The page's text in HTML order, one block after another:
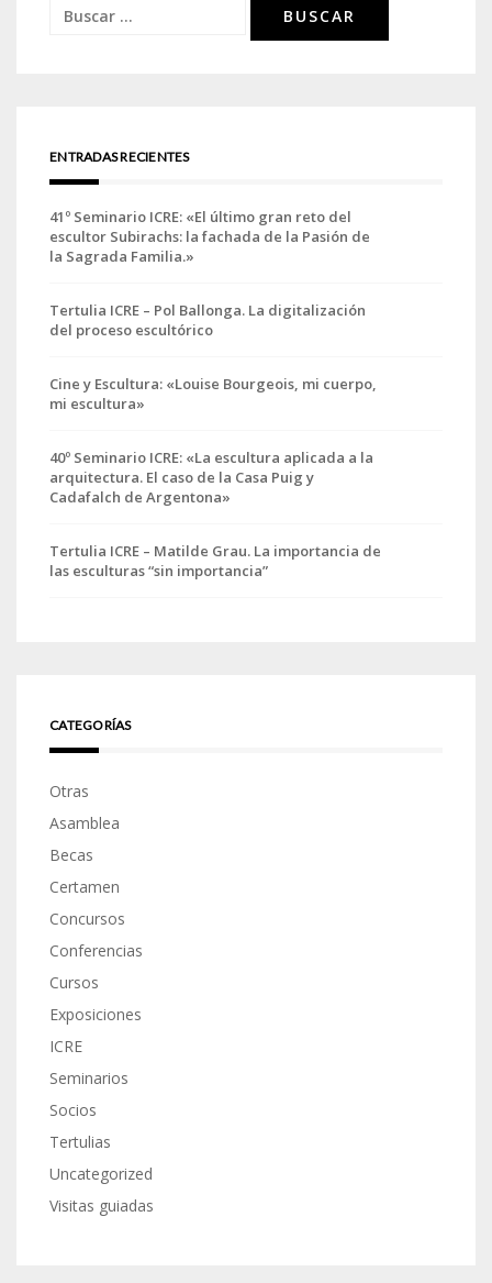
Buscar:
ENTRADAS RECIENTES
41º Seminario ICRE: «El último gran reto del
escultor Subirachs: la fachada de la Pasión de
la Sagrada Familia.»
Tertulia ICRE – Pol Ballonga. La digitalización
del proceso escultórico
Cine y Escultura: «Louise Bourgeois, mi cuerpo,
mi escultura»
40º Seminario ICRE: «La escultura aplicada a la
arquitectura. El caso de la Casa Puig y
Cadafalch de Argentona»
Tertulia ICRE – Matilde Grau. La importancia de
las esculturas “sin importancia”
CATEGORÍAS
Otras
Asamblea
Becas
Certamen
Concursos
Conferencias
Cursos
Exposiciones
ICRE
Seminarios
Socios
Tertulias
Uncategorized
Visitas guiadas